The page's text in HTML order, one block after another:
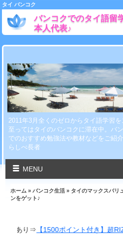
タイ バンコク
バンコクでのタイ語留
本人代表♪
2011年3月全くのゼロからタイ語学習
至ってはタイのバンコクに滞在中。バ
でのおすすめ勉強法や教材などをご紹
らしべ長者
MENU
ホーム »バンコク生活 » タイのマックスバリ
ンをゲット♪
ポイント付き】超RIZIN / 湘南美